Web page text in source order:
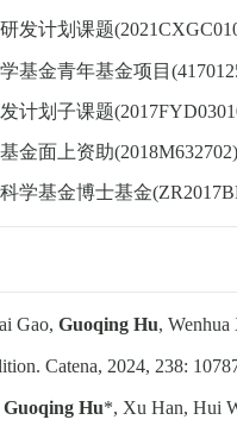
发计划课题
基金青年基金项目
计划子课题
金面上资助
学基金博士基金
Gao, Guoqing Hu,
Catena, 2024, 238:
Guoqing Hu*, Xu Han, Hui